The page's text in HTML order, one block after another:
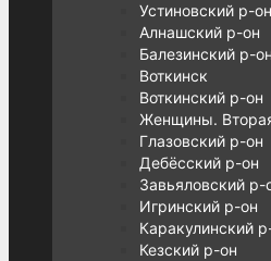
Устиновский р-он
Алнашский р-он
Балезинский р-он
Воткинск
Воткинский р-он
Женщины.
Глазовский р-он
Дебёсский р-он
Завьяловский р-
Игринский р-он
Каракулинский
Кезский р-он